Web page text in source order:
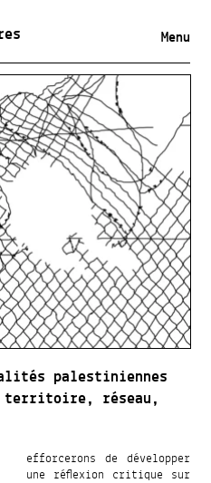
Menu
palestiniennes
territoire, réseau,
efforcerons de développer
une réflexion critique sur